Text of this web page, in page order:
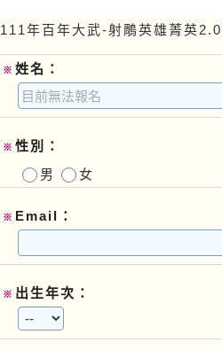
111年百年大武-射鵰英雄菁英
※ 姓名：
※ 性別：
男
女
※ Email：
※ 出生年次：